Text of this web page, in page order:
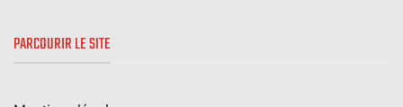
PARCOURIR LE SITE